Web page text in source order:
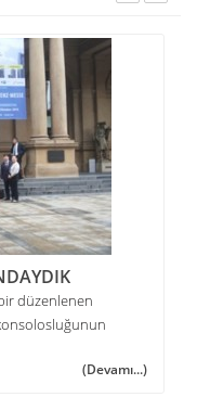
düzenlenen
(Devamı...)